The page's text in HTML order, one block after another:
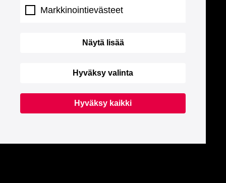
Markkinointievästeet
Näytä lisää
Hyväksy valinta
Hyväksy kaikki